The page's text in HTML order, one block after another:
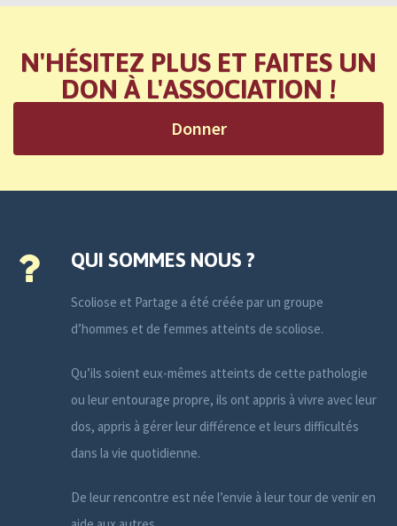
N'HÉSITEZ PLUS ET FAITES UN
DON À L'ASSOCIATION !
Donner
QUI SOMMES NOUS ?
Scoliose et Partage a été créée par un groupe
d’hommes et de femmes atteints de scoliose.
Qu’ils soient eux-mêmes atteints de cette pathologie
ou leur entourage propre, ils ont appris à vivre avec leur
dos, appris à gérer leur différence et leurs difficultés
dans la vie quotidienne.
De leur rencontre est née l’envie à leur tour de venir en